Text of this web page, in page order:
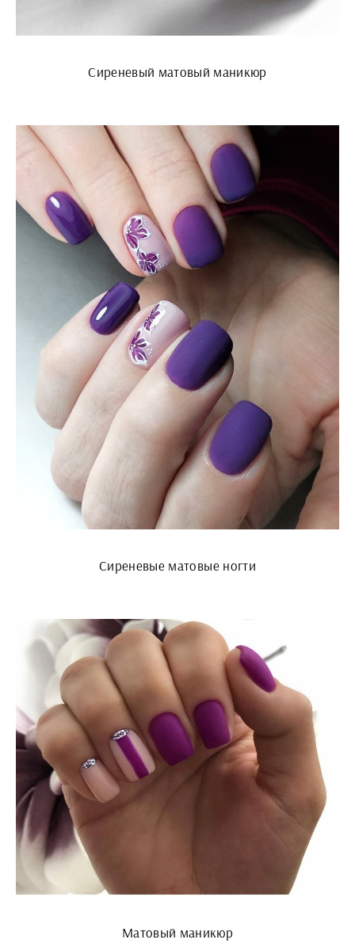
Сиреневый матовый маникюр
Сиреневые матовые ногти
Матовый маникюр